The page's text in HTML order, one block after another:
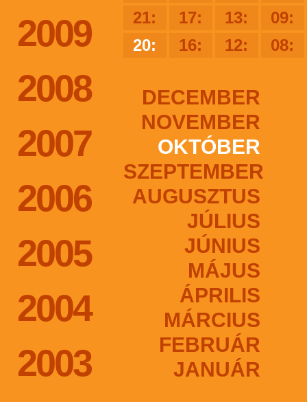
2009
2008
2007
2006
2005
2004
2003
21:
17: 13:
09:
20:
16: 12: 08:
DECEMBER
NOVEMBER
OKTÓBER
SZEPTEMBER
AUGUSZTUS
JÚLIUS
JÚNIUS
MÁJUS
ÁPRILIS
MÁRCIUS
FEBRUÁR
JANUÁR